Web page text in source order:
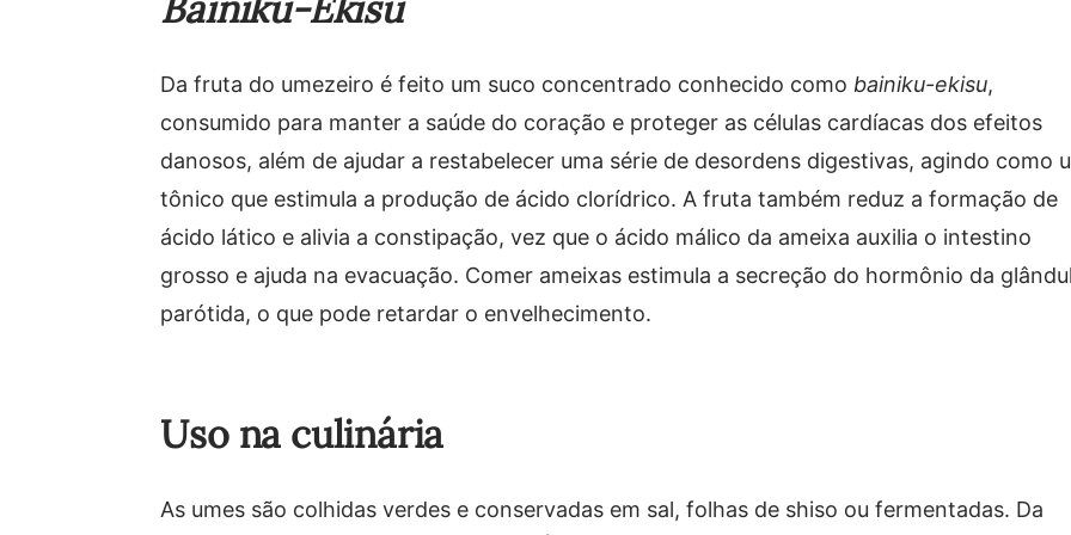
Da fruta do umezeiro é feito um suco concentrado conhecido como bainiku-ekisu,
consumido para manter a saúde do coração e proteger as células cardíacas dos efeitos
danosos, além de ajudar a restabelecer uma série de desordens digestivas, agindo como
tônico que estimula a produção de ácido clorídrico. A fruta também reduz a formação de
ácido lático e alivia a constipação, vez que o ácido málico da ameixa auxilia o intestino
grosso e ajuda na evacuação. Comer ameixas estimula a secreção do hormônio da
parótida, o que pode retardar o envelhecimento.
Uso na culinária
As umes são colhidas verdes e conservadas em sal, folhas de shiso ou fermentadas. Da